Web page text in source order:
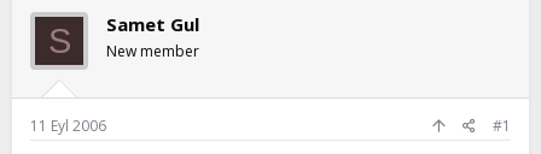
b
u
y
u
b
a
a
n
ı
S Samet Gul
New member
11 Eyl 2006 #1